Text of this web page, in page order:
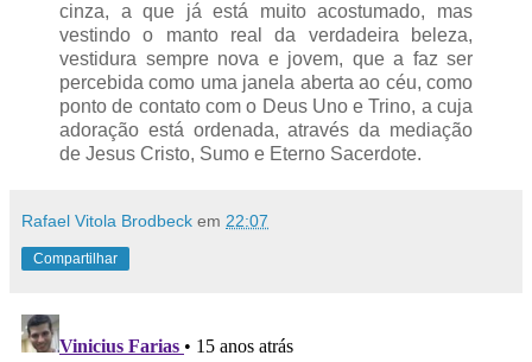
cinza, a que já está muito acostumado, mas
vestindo o manto real da verdadeira beleza,
vestidura sempre nova e jovem, que a faz ser
percebida como uma janela aberta ao céu, como
ponto de contato com o Deus Uno e Trino, a cuja
adoração está ordenada, através da mediação
de Jesus Cristo, Sumo e Eterno Sacerdote.
Rafael Vitola Brodbeck em 22:07
Compartilhar